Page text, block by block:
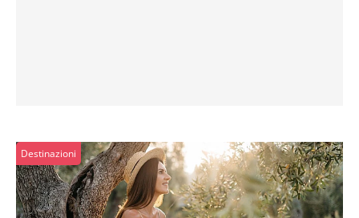
Destinazioni